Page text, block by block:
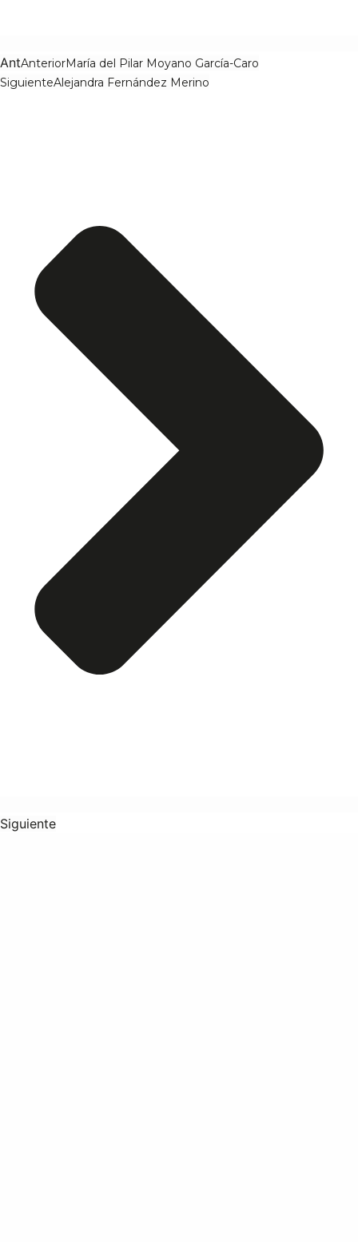
AntAnteriorMaría del Pilar Moyano García-Caro
SiguienteAlejandra Fernández Merino
Siguiente